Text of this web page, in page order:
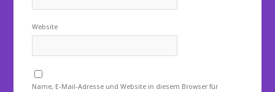
Website
Name, E-Mail-Adresse und Website in diesem Browser für